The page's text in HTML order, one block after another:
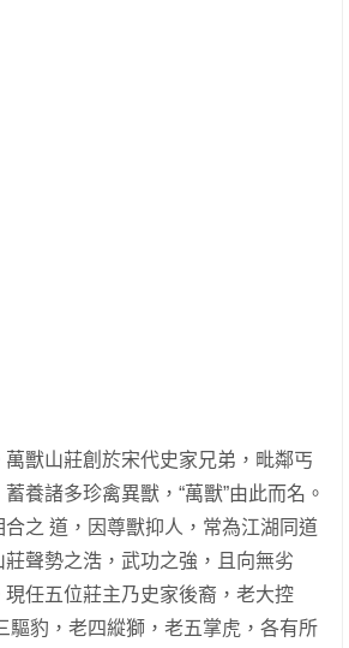
山莊創於宋代史家兄弟，毗鄰丐
養諸多珍禽異獸，“萬獸”由此而名。
之 道，因尊獸抑人，常為江湖同道
聲勢之浩，武功之強，且向無劣
任五位莊主乃史家後裔，老大控
驅豹，老四縱獅，老五掌虎，各有所